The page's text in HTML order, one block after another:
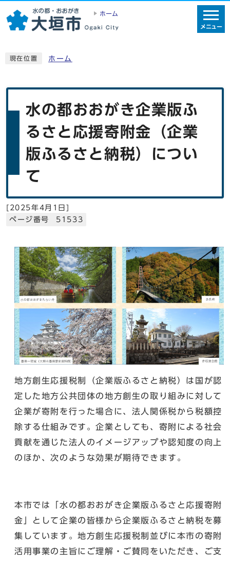
ホーム
メニュー
現在位置 ホーム
水の都おおがき企業版ふ
るさと応援寄附金（企業
版ふるさと納税）につい
て
[ 2025年4月1日]
ページ番号 51533
地方創生応援税制（企業版ふるさと納税）は国が認
定した地方公共団体の地方創生の取り組みに対して
企業が寄附を行った場合に、法人関係税から税額控
除する仕組みです。企業としても、寄附による社会
貢献を通じた法人のイメージアップや認知度の向上
のほか、次のような効果が期待できます。
本市では「水の都おおがき企業版ふるさと応援寄附
金」として企業の皆様から企業版ふるさと納税を募
集しています。地方創生応援税制並びに本市の寄附
活用事業の主旨にご理解・ご賛同をいただき、ご支